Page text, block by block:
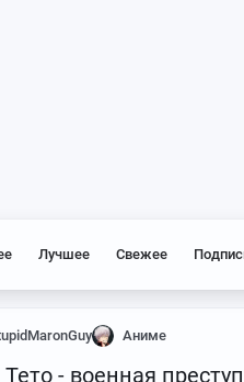
Лучшее Свежее
Аниме
- военная